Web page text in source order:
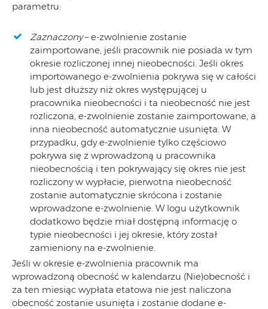
parametru:
Zaznaczony– e-zwolnienie zostanie
zaimportowane, jeśli pracownik nie posiada w tym
okresie rozliczonej innej nieobecności. Jeśli okres
importowanego e-zwolnienia pokrywa się w całości
lub jest dłuższy niż okres występującej u
pracownika nieobecności i ta nieobecność nie jest
rozliczona, e-zwolnienie zostanie zaimportowane, a
inna nieobecność automatycznie usunięta. W
przypadku, gdy e-zwolnienie tylko częściowo
pokrywa się z wprowadzoną u pracownika
nieobecnością i ten pokrywający się okres nie jest
rozliczony w wypłacie, pierwotna nieobecność
zostanie automatycznie skrócona i zostanie
wprowadzone e-zwolnienie. W logu użytkownik
dodatkowo będzie miał dostępną informację o
typie nieobecności i jej okresie, który został
zamieniony na e-zwolnienie.
Jeśli w okresie e-zwolnienia pracownik ma
wprowadzoną obecność w kalendarzu (Nie)obecność i
za ten miesiąc wypłata etatowa nie jest naliczona
obecność zostanie usunięta i zostanie dodane e-